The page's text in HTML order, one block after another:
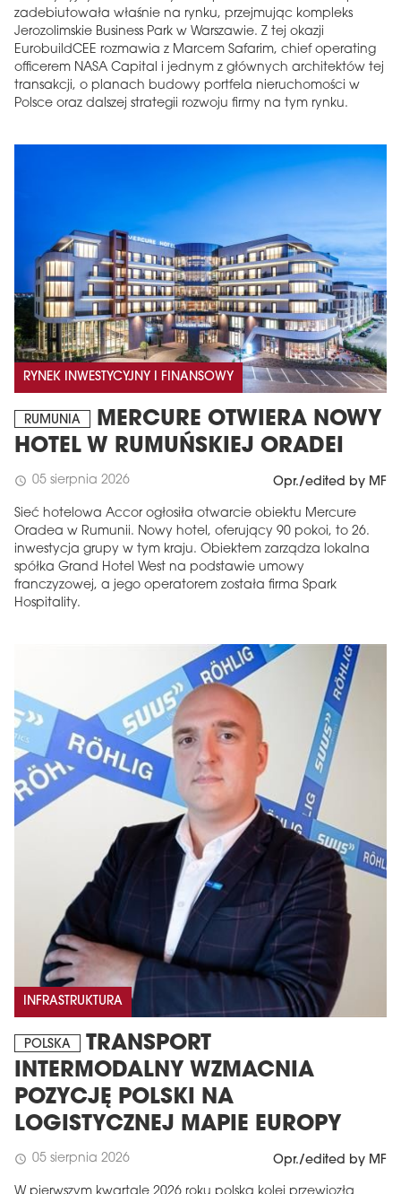
zadebiutowała właśnie na rynku, przejmując kompleks
Jerozolimskie Business Park w Warszawie. Z tej okazji
EurobuildCEE rozmawia z Marcem Safarim, chief operating
officerem NASA Capital i jednym z głównych architektów tej
transakcji, o planach budowy portfela nieruchomości w
Polsce oraz dalszej strategii rozwoju firmy na tym rynku.
RYNEK INWESTYCYJNY I FINANSOWY
RUMUNIA
MERCURE OTWIERA NOWY
HOTEL W RUMUŃSKIEJ ORADEI
schedule 05 sierpnia 2026 Opr./edited by MF
Sieć hotelowa Accor ogłosiła otwarcie obiektu Mercure
Oradea w Rumunii. Nowy hotel, oferujący 90 pokoi, to 26.
inwestycja grupy w tym kraju. Obiektem zarządza lokalna
spółka Grand Hotel West na podstawie umowy
franczyzowej, a jego operatorem została firma Spark
Hospitality.
INFRASTRUKTURA
POLSKA
TRANSPORT
INTERMODALNY WZMACNIA
POZYCJĘ POLSKI NA
LOGISTYCZNEJ MAPIE EUROPY
schedule 05 sierpnia 2026 Opr./edited by MF